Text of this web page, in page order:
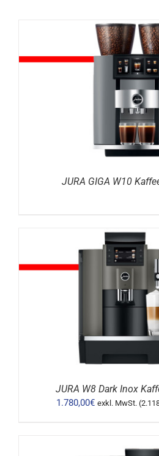
DETAILS
JURA GIGA W10
IN DEN WARENKORB
JURA W8 Dark Inox
1.780,00€ exkl. MwSt. (